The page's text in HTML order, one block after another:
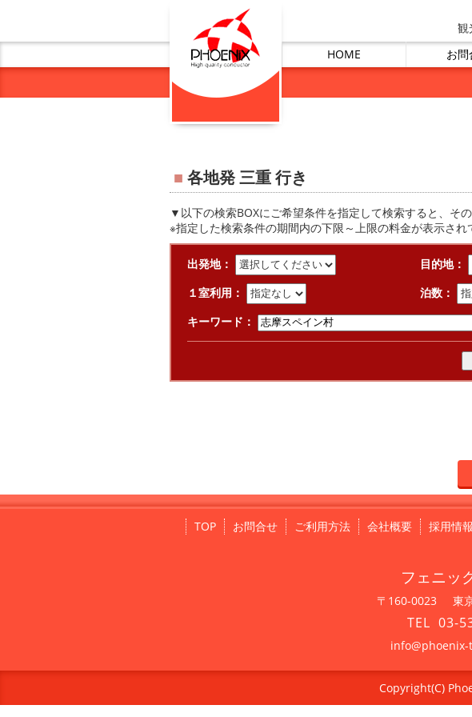
観
HOME
お問
■ 各地発 三重 行き
▼以下の検索BOXにご希望条件を指定して検索すると、そ
※指定した検索条件の期間内の下限～上限の料金が表示され
出発地： 目的地：
１室利用：
泊数：
キーワード：
TOP お問合せ ご利用方法 会社概要 採用情報
フェニッ
〒160-0023 東
03-
Copyright(C)